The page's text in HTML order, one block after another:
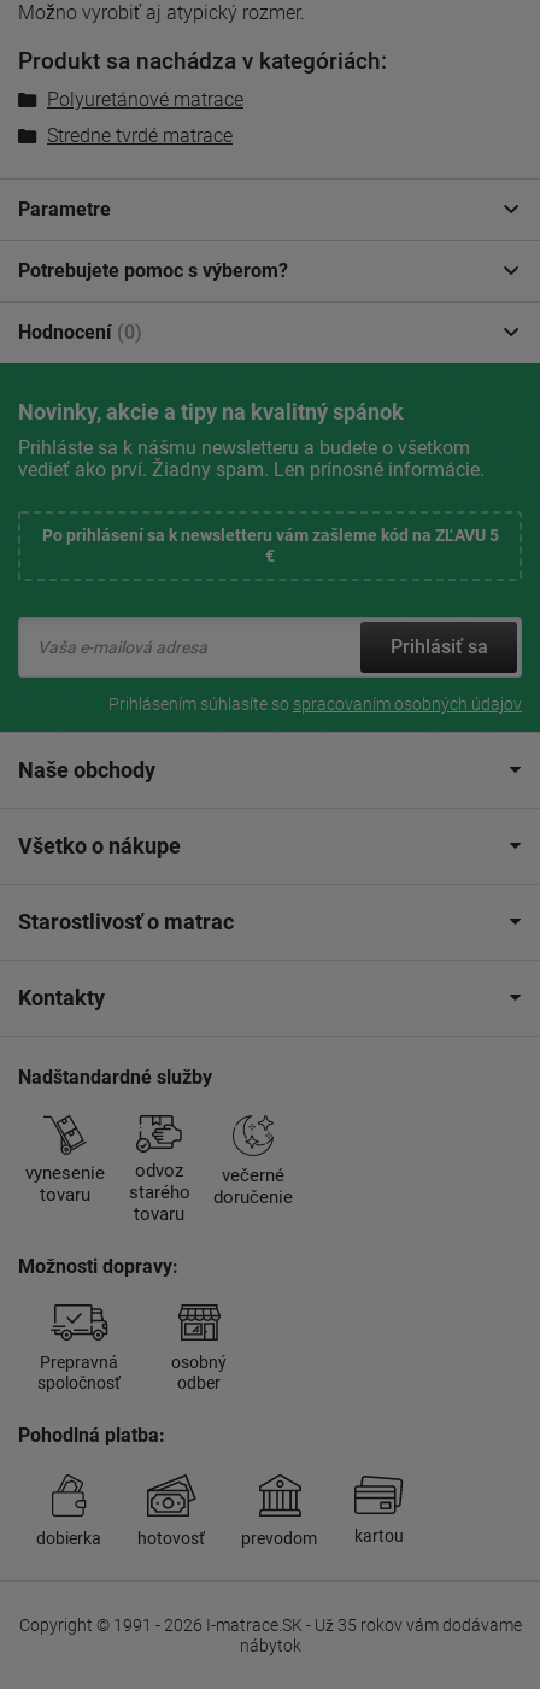
Možno vyrobiť aj atypický rozmer.
Produkt sa nachádza v kategóriách:
Polyuretánové matrace
Stredne tvrdé matrace
Parametre
Potrebujete pomoc s výberom?
Hodnocení (0)
Novinky, akcie a tipy na kvalitný spánok
Prihláste sa k nášmu newsletteru a budete o všetkom
vedieť ako prví. Žiadny spam. Len prínosné informácie.
Po prihlásení sa k newsletteru vám zašleme kód na ZĽAVU 5
€
Prihlásiť sa
Prihlásením súhlasíte so spracovaním osobných údajov
Naše obchody
Všetko o nákupe
Starostlivosť o matrac
Kontakty
Nadštandardné služby
vynesenie
tovaru
odvoz
starého
tovaru
večerné
doručenie
Možnosti dopravy:
Prepravná
spoločnosť
osobný
odber
Pohodlná platba:
dobierka hotovosť prevodom kartou
Copyright © 1991 - 2026 I-matrace.SK - Už 35 rokov vám dodávame
nábytok